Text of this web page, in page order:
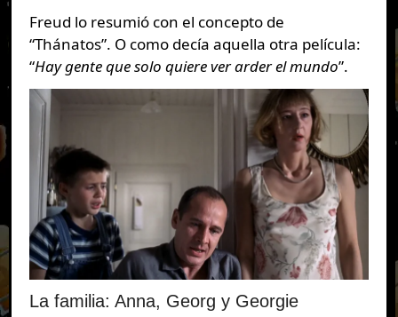
Freud lo resumió con el concepto de
“Thánatos”. O como decía aquella otra película:
“Hay gente que solo quiere ver arder el mundo”.
La familia: Anna, Georg y Georgie